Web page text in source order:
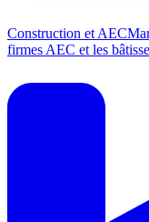
Construction et AEC
firmes AEC et les